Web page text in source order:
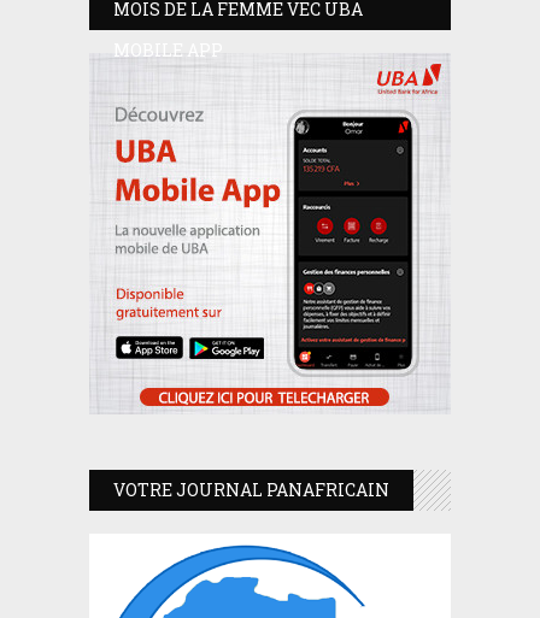
MOIS DE LA FEMME VEC UBA
MOBILE APP
VOTRE JOURNAL PANAFRICAIN